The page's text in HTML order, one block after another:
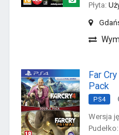
Płyta:
Far
Pack
PS4
Wersja
Pudełko: